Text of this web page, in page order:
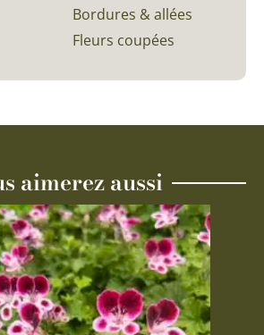
Bordures & allées
Fleurs coupées
aimerez aussi